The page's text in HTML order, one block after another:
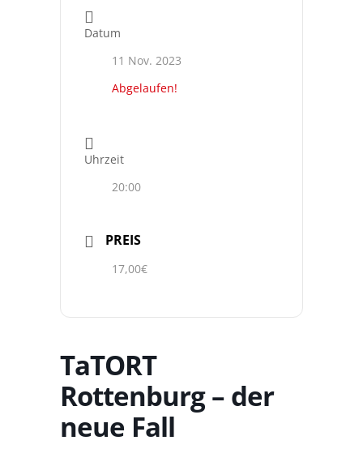
Datum
11 Nov. 2023
Abgelaufen!
Uhrzeit
20:00
PREIS
17,00€
TaTORT
Rottenburg – der
neue Fall